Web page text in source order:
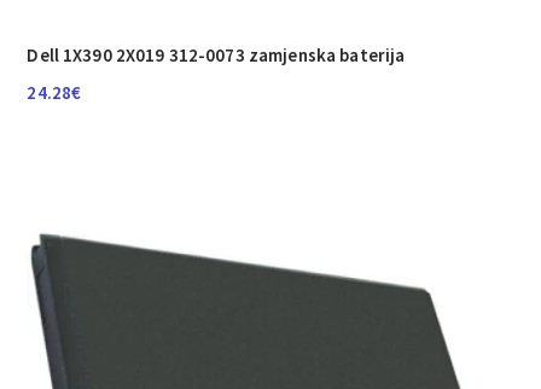
Dell 1X390 2X019 312-0073 zamjenska baterija
24.28€